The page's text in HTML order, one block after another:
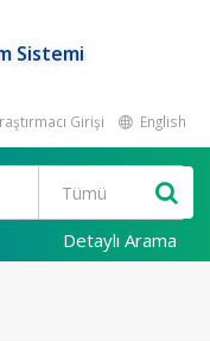
Sistemi
Girişi English
Detaylı Arama